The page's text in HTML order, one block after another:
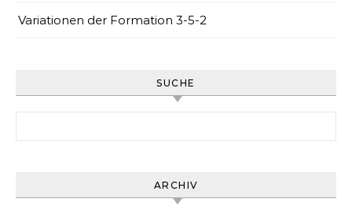
Variationen der Formation 3-5-2
SUCHE
ARCHIV